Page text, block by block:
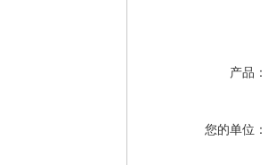
产品：
您的单位：